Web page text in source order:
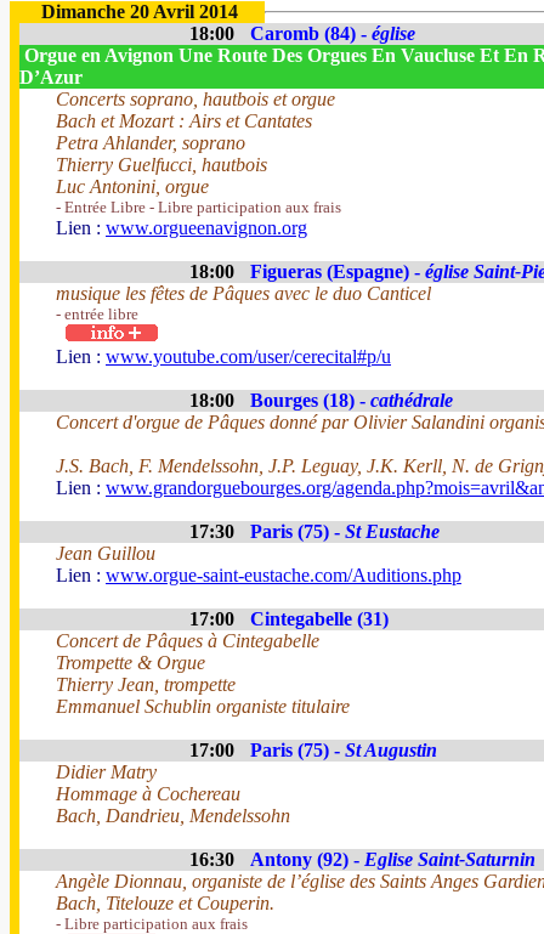
Dimanche 20 Avril 2014
18:00
Caromb (84) - église
Orgue en Avignon Une Route Des Orgues En Vaucluse Et En
D’Azur
Concerts soprano, hautbois et orgue
Bach et Mozart : Airs et Cantates
Petra Ahlander, soprano
Thierry Guelfucci, hautbois
Luc Antonini, orgue
- Entrée Libre - Libre participation aux frais
Lien : www.orgueenavignon.org
18:00 Figueras (Espagne) - église Saint-
musique les fêtes de Pâques avec le duo Canticel
- entrée libre
Lien : www.youtube.com/user/cerecital#p/u
18:00 Bourges (18) - cathédrale
Concert d'orgue de Pâques donné par Olivier Salandini
J.S. Bach, F. Mendelssohn, J.P. Leguay, J.K. Kerll, N. de
Lien : www.grandorguebourges.org/
17:30 Paris (75) - St Eustache
Jean Guillou
Lien : www.orgue-saint-eustache.com/Auditions.php
17:00
Cintegabelle (31)
Concert de Pâques à Cintegabelle
Trompette & Orgue
Thierry Jean, trompette
Emmanuel Schublin organiste titulaire
17:00 Paris (75) - St Augustin
Didier Matry
Hommage à Cochereau
Bach, Dandrieu, Mendelssohn
16:30 Antony (92) - Eglise Saint-Saturnin
Angèle Dionnau, organiste de l’église des Saints Anges
Bach, Titelouze et Couperin.
- Libre participation aux frais